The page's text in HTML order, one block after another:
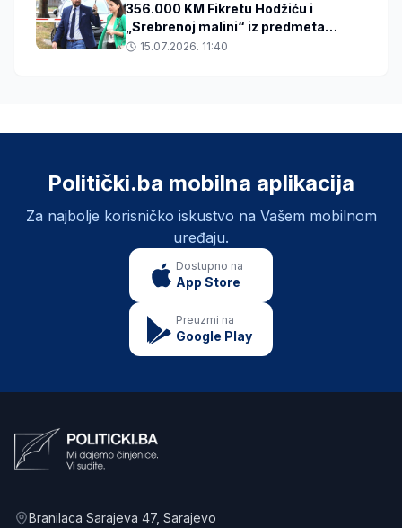
356.000 KM Fikretu Hodžiću i
„Srebrenoj malini“ iz predmeta
„Respiratori“
15.07.2026. 11:40
Politički.ba mobilna aplikacija
Za najbolje korisničko iskustvo na Vašem mobilnom
uređaju.
Dostupno na
App Store
Preuzmi na
Google Play
Branilaca Sarajeva 47, Sarajevo